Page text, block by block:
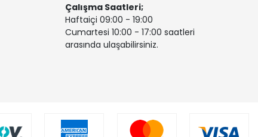
Çalışma Saatleri;
Haftaiçi 09:00 - 19:00
Cumartesi 10:00 - 17:00 saatleri
arasında ulaşabilirsiniz.